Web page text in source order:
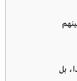
بل